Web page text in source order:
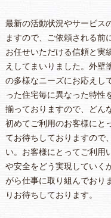
最新の活動状況やサービス
ますので、ご依頼される前
お任せいただける信頼と実
えしてまいりました。外壁
の多様なニーズにお応えし
った住宅毎に異なった特性
揃っておりますので、どん
初めてご利用のお客様にと
てお待ちしておりますので
い。お客様にとってご利用
や安全をどう実現していく
がら仕事に取り組んでおり
りお待ちしております。